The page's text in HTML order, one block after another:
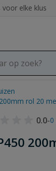
voor elke klus
rol 20
0.0-0